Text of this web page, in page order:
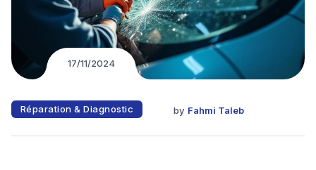
17/11/2024
Réparation & Diagnostic by Fahmi Taleb